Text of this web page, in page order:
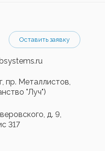
Оставить заявку
пр. Металлистов,
"Луч")
д. 9,
317